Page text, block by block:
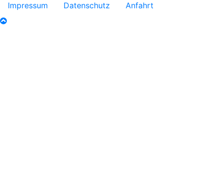
Impressum Datenschutz
Anfahrt
nach oben